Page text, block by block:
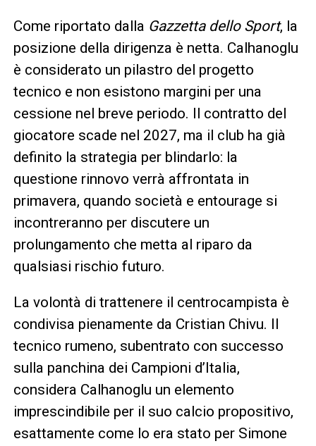
Come riportato dalla Gazzetta dello Sport, la
posizione della dirigenza è netta. Calhanoglu
è considerato un pilastro del progetto
tecnico e non esistono margini per una
cessione nel breve periodo. Il contratto del
giocatore scade nel 2027, ma il club ha già
definito la strategia per blindarlo: la
questione rinnovo verrà affrontata in
primavera, quando società e entourage si
incontreranno per discutere un
prolungamento che metta al riparo da
qualsiasi rischio futuro.
La volontà di trattenere il centrocampista è
condivisa pienamente da Cristian Chivu. Il
tecnico rumeno, subentrato con successo
sulla panchina dei Campioni d’Italia,
considera Calhanoglu un elemento
imprescindibile per il suo calcio propositivo,
esattamente come lo era stato per Simone